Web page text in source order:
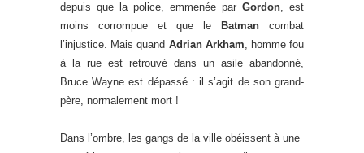
depuis que la police, emmenée par Gordon, est
moins corrompue et que le
Batman combat
l’injustice. Mais quand Adrian Arkham, homme fou
à la rue est retrouvé dans un asile abandonné,
Bruce Wayne est dépassé : il s’agit de son grand-
père, normalement mort !
Dans l’ombre, les gangs de la ville obéissent à une